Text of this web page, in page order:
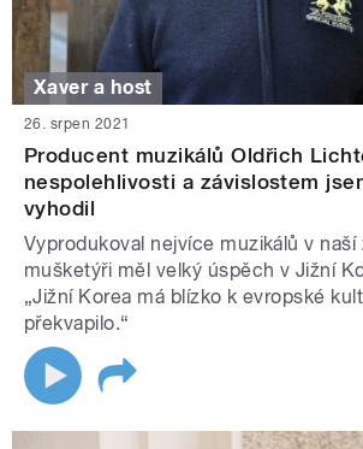
Xaver a host
26. srpen 2021
Producent muzikálů Oldřich
nespolehlivosti a závislostem
vyhodil
Vyprodukoval nejvíce muzikálů v naší
mušketýři měl velký úspěch v Jižní
„Jižní Korea má blízko k evropské
překvapilo.“